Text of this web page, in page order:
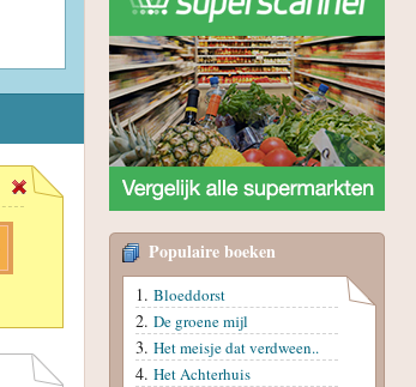
Populaire boeken
Bloeddorst
De groene mijl
Het meisje dat verdween..
Het Achterhuis